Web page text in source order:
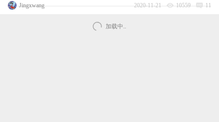
Jingxwang 2020-11-21 10559 11
加载中..